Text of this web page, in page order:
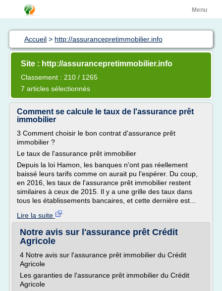
Menu
Accueil > http://assurancepretimmobilier.info
Site : http://assurancepretimmobilier.info
Classement : 210 / 1265
7 articles sélectionnés
Comment se calcule le taux de l'assurance prêt
immobilier
3 Comment choisir le bon contrat d'assurance prêt
immobilier ?
Le taux de l'assurance prêt immobilier
Depuis la loi Hamon, les banques n'ont pas réellement
baissé leurs tarifs comme on aurait pu l'espérer. Du coup,
en 2016, les taux de l'assurance prêt immobilier restent
similaires à ceux de 2015. Il y a une grille des taux dans
tous les établissements bancaires, et cette dernière est...
Lire la suite
Notre avis sur l'assurance prêt Crédit
Agricole
4 Notre avis sur l'assurance prêt immobilier du Crédit
Agricole
Les garanties de l'assurance prêt immobilier du Crédit
Agricole